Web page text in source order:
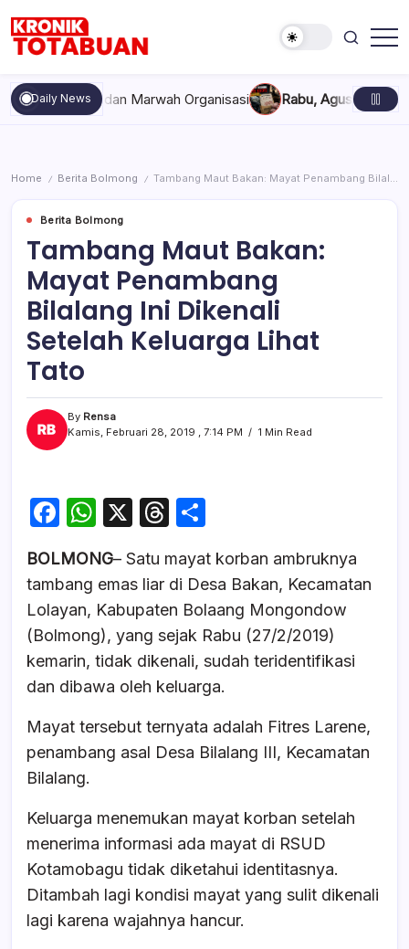
content
Totabuan
hari
ini
Kronik
Daily News
dan Marwah Organisasi Rabu, Agustus 5, 2026 ,
Home / Berita Bolmong / Tambang Maut Bakan: Mayat Penambang Bilalang Ini Dikenali Setelah Keluarga Lihat Tato
Berita Bolmong
Tambang Maut Bakan:
Mayat Penambang
Bilalang Ini Dikenali
Setelah Keluarga Lihat
Tato
By Rensa
Kamis, Februari 28, 2019 , 7:14 PM
1 Min Read
F
c
e
b
o
o
k
W
at
s
A
p
p
X
T
e
a
d
s
ar
e
BOLMONG– Satu mayat korban ambruknya
tambang emas liar di Desa Bakan, Kecamatan
Lolayan, Kabupaten Bolaang Mongondow
(Bolmong), yang sejak Rabu (27/2/2019)
kemarin, tidak dikenali, sudah teridentifikasi
dan dibawa oleh keluarga.
Mayat tersebut ternyata adalah Fitres Larene,
penambang asal Desa Bilalang III, Kecamatan
Bilalang.
Keluarga menemukan mayat korban setelah
menerima informasi ada mayat di RSUD
Kotamobagu tidak diketahui identitasnya.
Ditambah lagi kondisi mayat yang sulit dikenali
lagi karena wajahnya hancur.